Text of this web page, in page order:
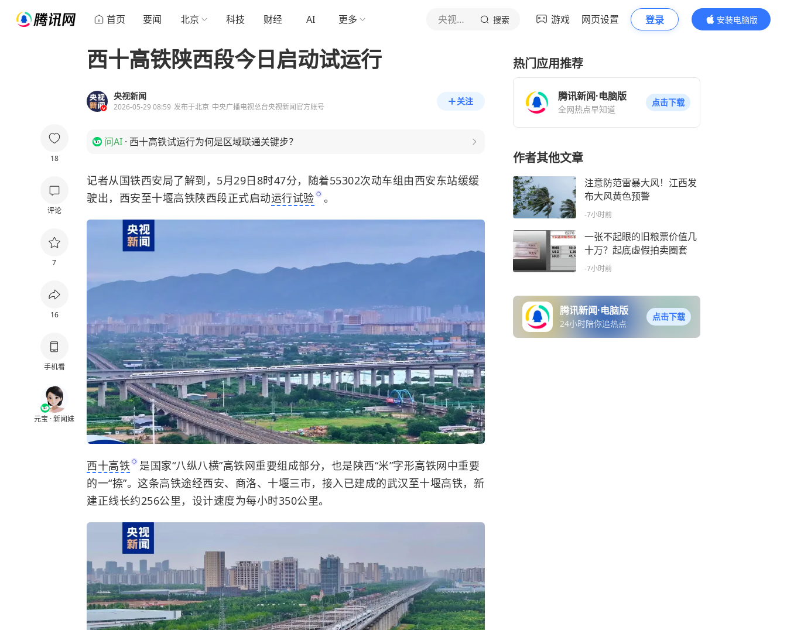
首页 要闻 北京 科技 财经 AI 更多 央视新闻 搜索 游戏 网页设置 登录
安装电脑版
内容更精彩
18
评论
7
16
手机看
元宝 · 新闻妹
西十高铁陕西段今日启动试运行
央视新闻
2026-05-29 08:59 发布于北京 中央广播电视总台央视新闻官方账号
关注
问AI · 西十高铁试运行为何是区域联通关键步？
记者从国铁西安局了解到，5月29日8时47分，随着55302次动车组由西安东站缓缓
驶出，西安至十堰高铁陕西段正式启动运行试验 。
西十高铁
是国家“八纵八横”高铁网重要组成部分，也是陕西“米”字形高铁网中重要
的一“捺”。这条高铁途经西安、商洛、十堰三市，接入已建成的武汉至十堰高铁，新
建正线长约256公里，设计速度为每小时350公里。
热门应用推荐
腾讯新闻·电脑版
全网热点早知道
点击下载
作者其他文章
注意防范雷暴大风！江西发
布大风黄色预警
-7小时前
一张不起眼的旧粮票价值几
十万？起底虚假拍卖圈套
-7小时前
腾讯新闻·电脑版
24小时陪你追热点
点击下载